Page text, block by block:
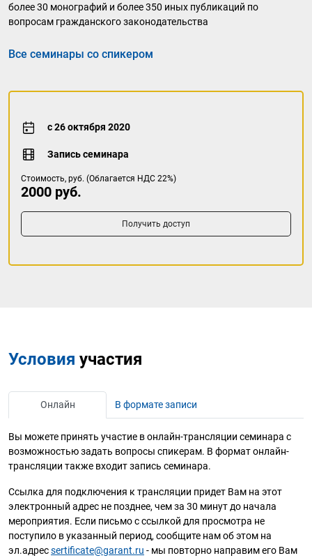
более 30 монографий и более 350 иных публикаций по
вопросам гражданского законодательства
Все семинары со спикером
с 26 октября 2020
Запись семинара
Стоимость, руб. (Облагается НДС 22%)
2000 руб.
Получить доступ
Условия участия
Онлайн В формате записи
Вы можете принять участие в онлайн-трансляции семинара с
возможностью задать вопросы спикерам. В формат онлайн-
трансляции также входит запись семинара.
Ссылка для подключения к трансляции придет Вам на этот
электронный адрес не позднее, чем за 30 минут до начала
мероприятия. Если письмо с ссылкой для просмотра не
поступило в указанный период, сообщите нам об этом на
эл.адресsertificate@garant.ru - мы повторно направим его Вам